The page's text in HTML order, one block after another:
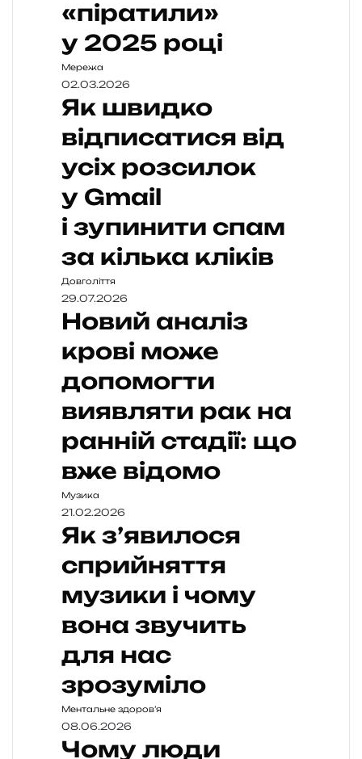
«піратили»
у 2025 році
Мережа
02.03.2026
Як швидко
відписатися від
усіх розсилок
у Gmail
і зупинити спам
за кілька кліків
Довголіття
29.07.2026
Новий аналіз
крові може
допомогти
виявляти рак на
ранній стадії: що
вже відомо
Музика
21.02.2026
Як з’явилося
сприйняття
музики і чому
вона звучить
для нас
зрозуміло
Ментальне здоров’я
08.06.2026
Чому люди